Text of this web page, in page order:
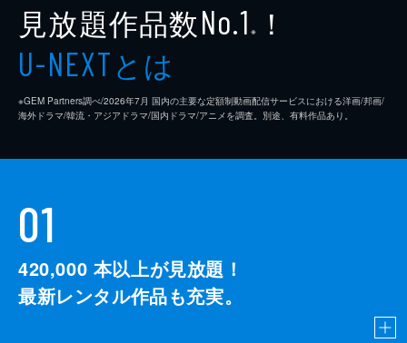
見放題作品数No.1 ※ ！
U-NEXTとは
※GEM Partners調べ/2026年7⽉ 国内の主要な定額制動画配信サービスにおける洋画/邦画/
海外ドラマ/韓流・アジアドラマ/国内ドラマ/アニメを調査。別途、有料作品あり。
01
420,000 本以上が見放題！
最新レンタル作品も充実。